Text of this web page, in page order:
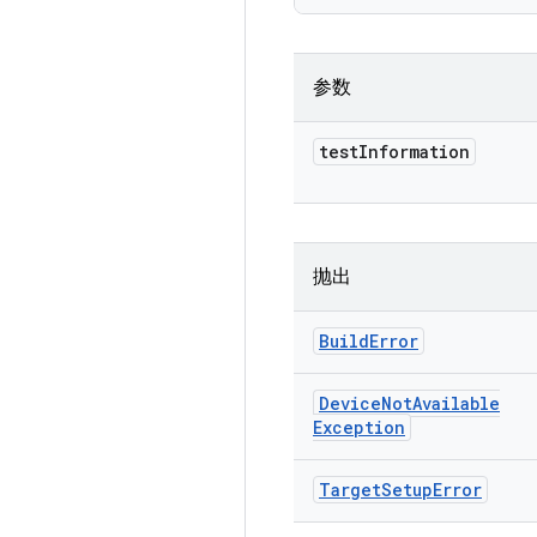
参数
testInformation
抛出
BuildError
DeviceNotAvailable
Exception
TargetSetupError